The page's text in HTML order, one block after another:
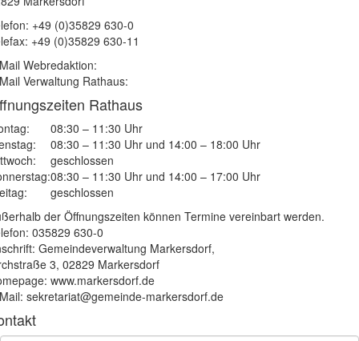
+49 (0)35829 630-0
+49 (0)35829 630-11
Webredaktion:
Verwaltung Rathaus:
Rathaus
08:30 – 11:30 Uhr
08:30 – 11:30 Uhr und 14:00 – 18:00 Uhr
geschlossen
08:30 – 11:30 Uhr und 14:00 – 17:00 Uhr
geschlossen
der Öffnungszeiten können Termine vereinbart werden.
035829 630-0
Gemeindeverwaltung Markersdorf,
3, 02829 Markersdorf
www.markersdorf.de
sekretariat@gemeinde-markersdorf.de